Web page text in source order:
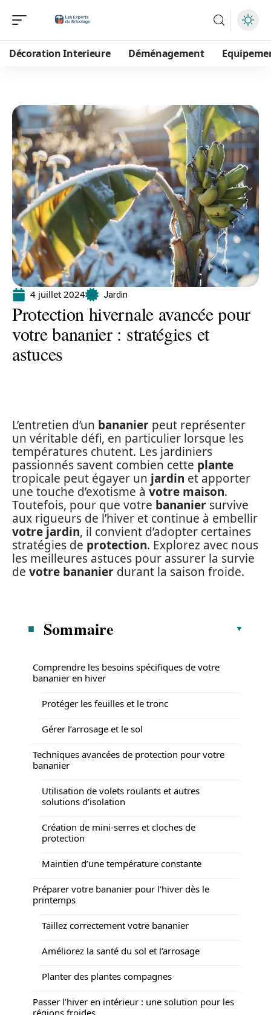
Décoration Interieure Déménagement
4 juillet 2024 Jardin
Protection hivernale avancée pour
votre bananier : stratégies et
astuces
L’entretien d’un bananier peut représenter
un véritable défi, en particulier lorsque les
températures chutent. Les jardiniers
passionnés savent combien cette plante
tropicale peut égayer un jardin et apporter
une touche d’exotisme à votre maison.
Toutefois, pour que votre bananier survive
aux rigueurs de l’hiver et continue à embellir
votre jardin, il convient d’adopter certaines
stratégies de protection. Explorez avec nous
les meilleures astuces pour assurer la survie
de votre bananier durant la saison froide.
Sommaire
Comprendre les besoins spécifiques de votre
bananier en hiver
Protéger les feuilles et le tronc
Gérer l’arrosage et le sol
Techniques avancées de protection pour votre
bananier
Utilisation de volets roulants et autres
solutions d’isolation
Création de mini-serres et cloches de
protection
Maintien d’une température constante
Préparer votre bananier pour l’hiver dès le
printemps
Taillez correctement votre bananier
Améliorez la santé du sol et l’arrosage
Planter des plantes compagnes
Passer l’hiver en intérieur : une solution pour les
régions froides